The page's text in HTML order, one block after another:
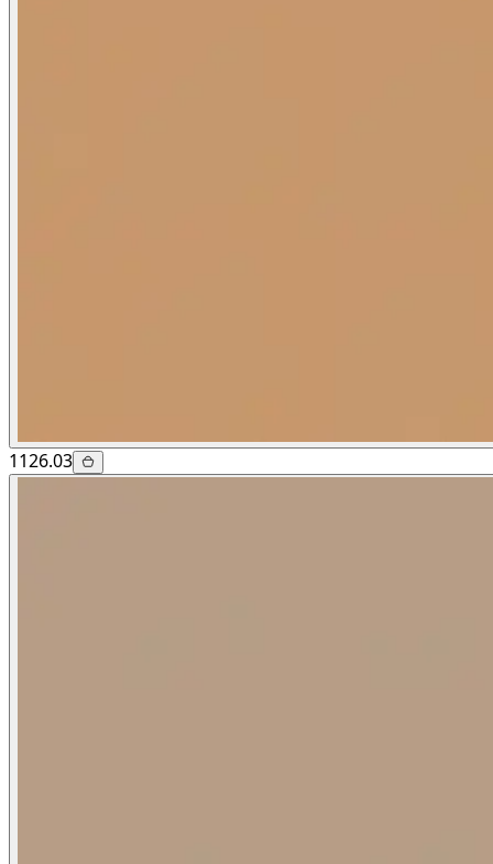
1126.03